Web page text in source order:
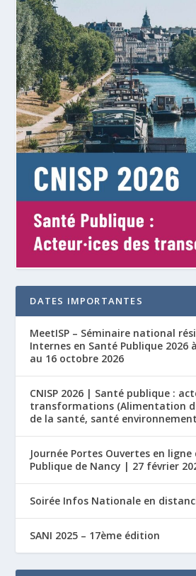
DATES IMPORTANTES
MeetISP – Séminaire national
Internes en Santé Publique 2026
au 16 octobre 2026
CNISP 2026 | Santé publique :
transformations (Alimentation
de la santé, santé
Journée Portes Ouvertes en ligne
Publique de Nancy | 27 février
Soirée Infos Nationale en
SANI 2025 – 17ème édition